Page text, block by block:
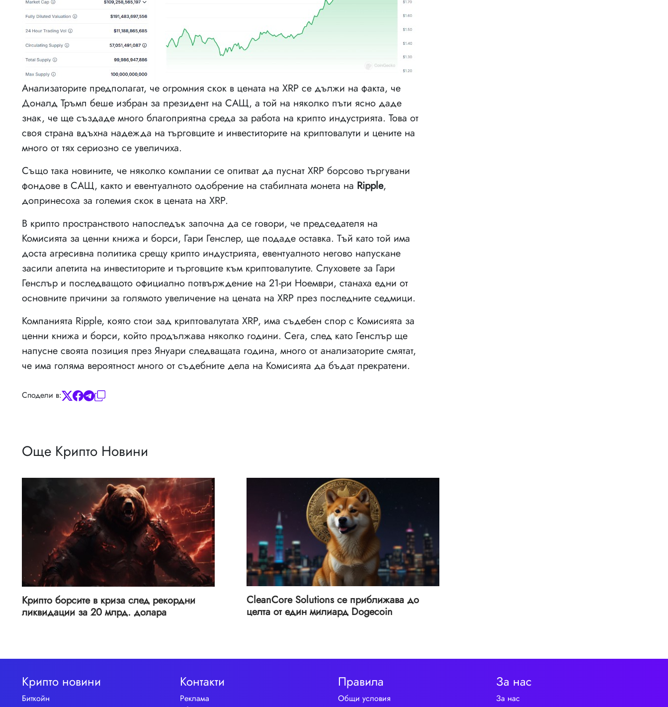
Анализаторите предполагат, че огромния скок в цената на XRP се дължи на факта, че
Доналд Тръмп беше избран за президент на САЩ, а той на няколко пъти ясно даде
знак, че ще създаде много благоприятна среда за работа на крипто индустрията. Това от
своя страна вдъхна надежда на търговците и инвеститорите на криптовалути и цените на
много от тях сериозно се увеличиха.
Също така новините, че няколко компании се опитват да пуснат XRP борсово търгувани
фондове в САЩ, както и евентуалното одобрение на стабилната монета на Ripple,
допринесоха за големия скок в цената на XRP.
В крипто пространството напоследък започна да се говори, че председателя на
Комисията за ценни книжа и борси, Гари Генслер, ще подаде оставка. Тъй като той има
доста агресивна политика срещу крипто индустрията, евентуалното негово напускане
засили апетита на инвеститорите и търговците към криптовалутите. Слуховете за Гари
Генслър и последващото официално потвърждение на 21-ри Ноември, станаха едни от
основните причини за голямото увеличение на цената на XRP през последните седмици.
Компанията Ripple, която стои зад криптовалутата XRP, има съдебен спор с Комисията за
ценни книжа и борси, който продължава няколко години. Сега, след като Генслър ще
напусне своята позиция през Януари следващата година, много от анализаторите смятат,
че има голяма вероятност много от съдебните дела на Комисията да бъдат прекратени.
Сподели в:
Още Крипто Новини
Крипто борсите в криза след рекордни
ликвидации за 20 млрд. долара
CleanCore Solutions се приближава до
целта от един милиард Dogecoin
Крипто новини
Биткойн
Контакти
Реклама
Правила
Общи условия
За нас
За нас